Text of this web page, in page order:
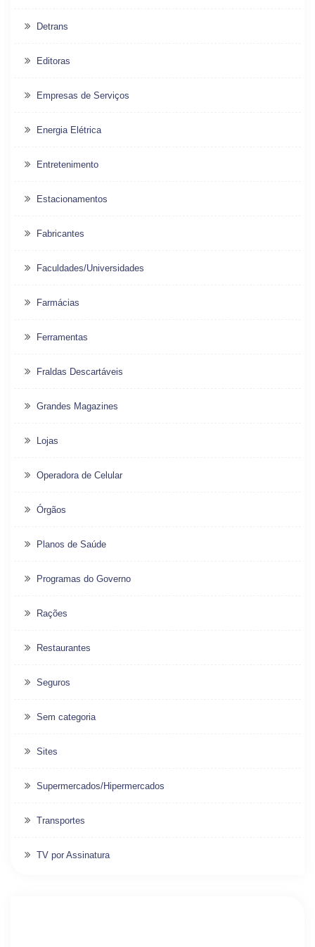
Detrans
Editoras
Empresas de Serviços
Energia Elétrica
Entretenimento
Estacionamentos
Fabricantes
Faculdades/Universidades
Farmácias
Ferramentas
Fraldas Descartáveis
Grandes Magazines
Lojas
Operadora de Celular
Órgãos
Planos de Saúde
Programas do Governo
Rações
Restaurantes
Seguros
Sem categoria
Sites
Supermercados/Hipermercados
Transportes
TV por Assinatura